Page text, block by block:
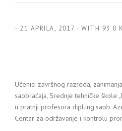
- 21 APRILA, 2017 - WITH 93 0
Učenici završnog razreda,
saobraćaja, Srednje tehničke škole
u pratnji profesora dipl.ing.saob.
Centar za održavanje i kontrolu